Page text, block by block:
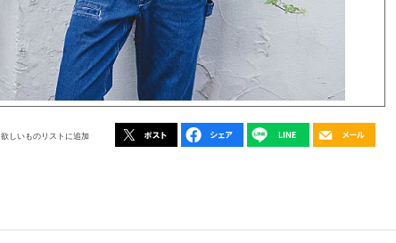
欲しいものリストに追加